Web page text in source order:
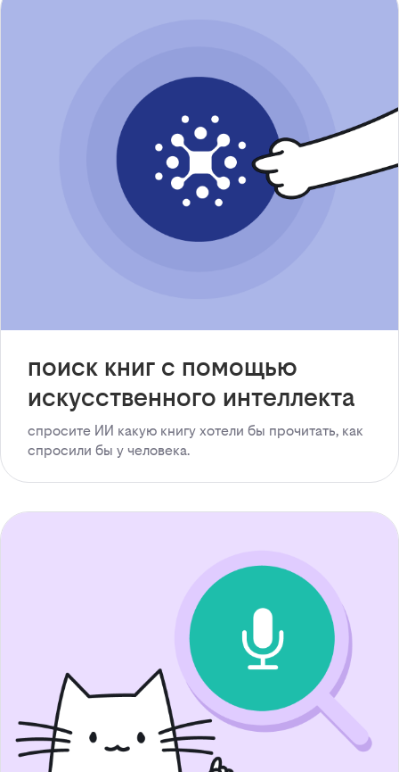
поиск книг с помощью
искусственного интеллекта
спросите ИИ какую книгу хотели бы прочитать, как
спросили бы у человека.